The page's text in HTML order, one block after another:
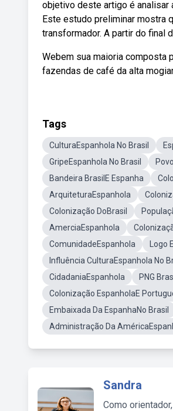
objetivo deste artigo é analisar
Este estudo preliminar mostra
transformador. A partir do final
Webem sua maioria composta
fazendas de café da alta
Tags
CulturaEspanhola No Brasil
GripeEspanhola No Brasil
Bandeira BrasilE Espanha
ArquiteturaEspanhola
Colonização DoBrasil
AmerciaEspanhola
ComunidadeEspanhola
Logo
Influência CulturaEspanhola No
CidadaniaEspanhola
PNG
Colonização EspanholaE
Embaixada Da EspanhaNo Brasil
Administração Da
Sandra
Como